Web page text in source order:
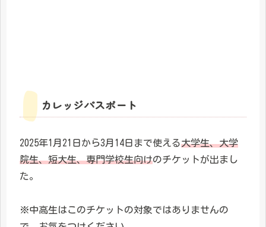
カレッジパスポート
2025年1月21日から3月14日まで使える大学生、大学
院生、短大生、専門学校生向けのチケットが出まし
た。
※中高生はこのチケットの対象ではありませんの